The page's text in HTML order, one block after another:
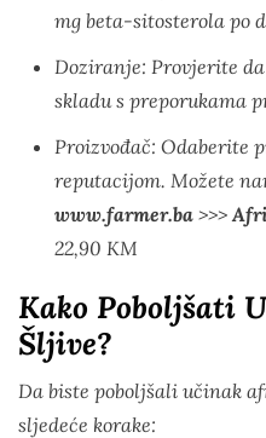
mg beta-sitosterola po
Doziranje: Provjerite
skladu s preporukama
Proizvođač: Odaberite
reputacijom. Možete
www.farmer.ba >>>
22,90 KM
Kako Poboljšati
Šljive?
Da biste poboljšali učinak
sljedeće korake: